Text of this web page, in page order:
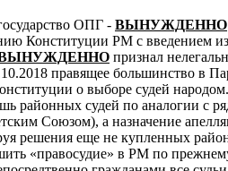
ОПГ - ВЫНУЖДЕННО
Конституции РМ с введением
признал
правящее большинство в
о выборе судей
районных судей по аналогии с
Союзом), а назначение
решения еще не купленных
«правосудие» в РМ по